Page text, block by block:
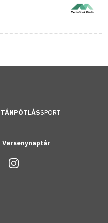
SPORT
Versenynaptár